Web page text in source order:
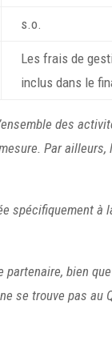
s.o.
Les frais de
inclus dans le
des
Par
spécifiquement à
bien
se trouve pas au